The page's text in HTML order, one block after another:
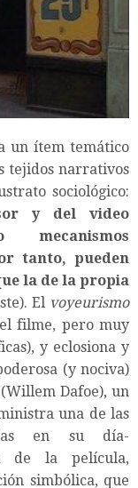
un ítem temático
tejidos narrativos
sociológico:
y del video
mecanismos
tanto, pueden
la de la propia
El voyeurismo
filme, pero muy
y eclosiona y
(y nociva)
Dafoe), un
una de las
en su día-
de la película,
simbólica, que